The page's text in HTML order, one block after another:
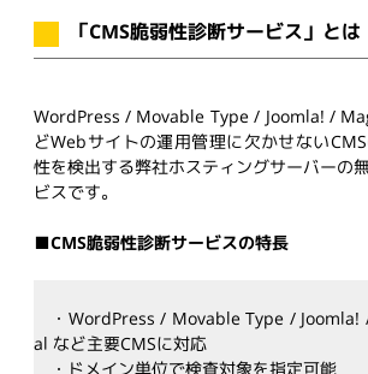
「CMS脆弱性診断サービス」とは
WordPress / Movable Type / Joomla! /
どWebサイトの運用管理に欠かせない
性を検出する弊社ホスティングサーバーの
ビスです。
■CMS脆弱性診断サービスの特長
・WordPress / Movable Type /
al など主要CMSに対応
・ドメイン単位で検査対象を指定可能